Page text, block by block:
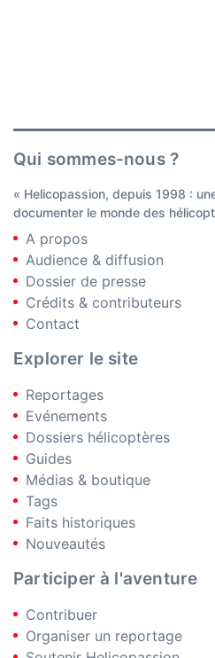
Qui sommes-nous ?
« Helicopassion, depuis 1998 :
documenter le monde des
A propos
Audience & diffusion
Dossier de presse
Crédits & contributeurs
Contact
Explorer le site
Reportages
Evénements
Dossiers hélicoptères
Guides
Médias & boutique
Tags
Faits historiques
Nouveautés
Participer à l'aventure
Contribuer
Organiser un reportage